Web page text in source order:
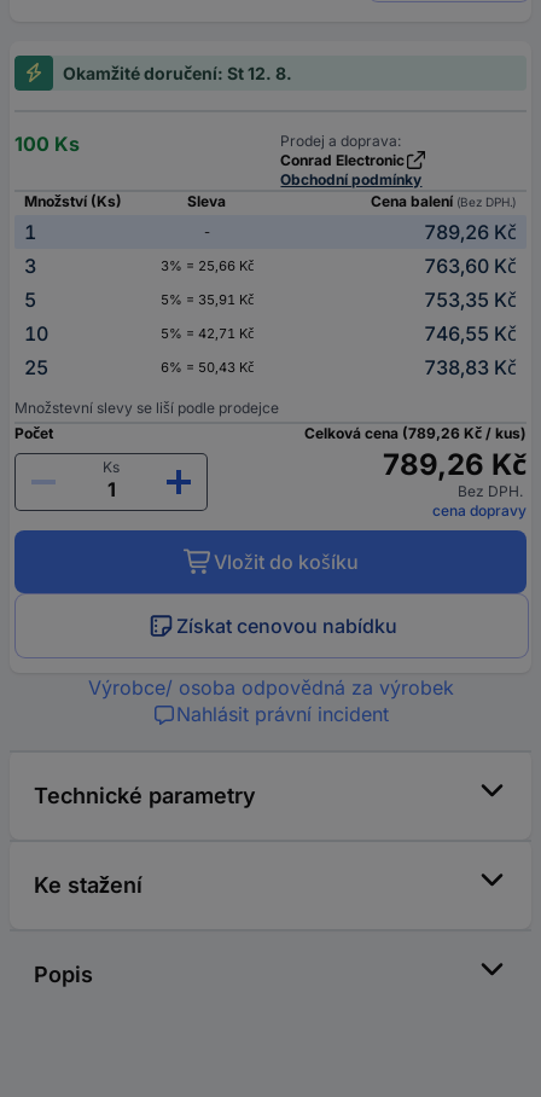
Okamžité doručení: St 12. 8.
100 Ks
Prodej a doprava:
Conrad Electronic
Obchodní podmínky
Množství (Ks)
Sleva Cena balení (Bez DPH.)
1 -
789,26 Kč
3
3% = 25,66 Kč
763,60 Kč
5
5% = 35,91 Kč
753,35 Kč
10
5% = 42,71 Kč
746,55 Kč
25
6% = 50,43 Kč 738,83 Kč
Množstevní slevy se liší podle prodejce
Počet
Ks
Celková cena (789,26 Kč / kus)
789,26 Kč
Bez DPH.
cena dopravy
Vložit do košíku
Získat cenovou nabídku
Výrobce/ osoba odpovědná za výrobek
Nahlásit právní incident
Technické parametry
Ke stažení
Popis